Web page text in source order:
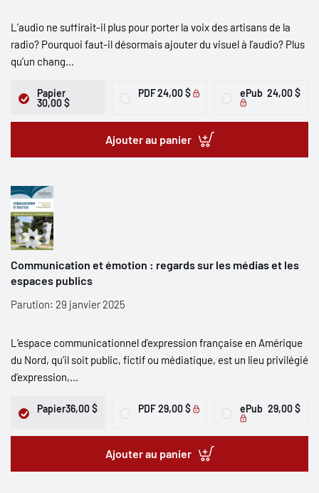
L’audio ne suffirait-il plus pour porter la voix des artisans de la
radio? Pourquoi faut-il désormais ajouter du visuel à l’audio? Plus
qu’un chang...
Papier
30,00 $
PDF24,00 $ ePub 24,00 $
Ajouter au panier
Communication et émotion : regards sur les médias et les
espaces publics
Parution: 29 janvier 2025
L’espace communicationnel d’expression française en Amérique
du Nord, qu’il soit public, fictif ou médiatique, est un lieu privilégié
d’expression,...
Papier36,00 $ PDF29,00 $ ePub 29,00 $
Ajouter au panier